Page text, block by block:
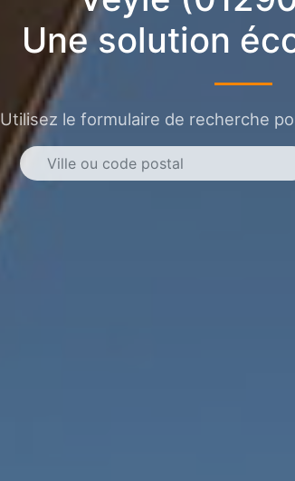
Une solution
Utilisez le formulaire de recherche